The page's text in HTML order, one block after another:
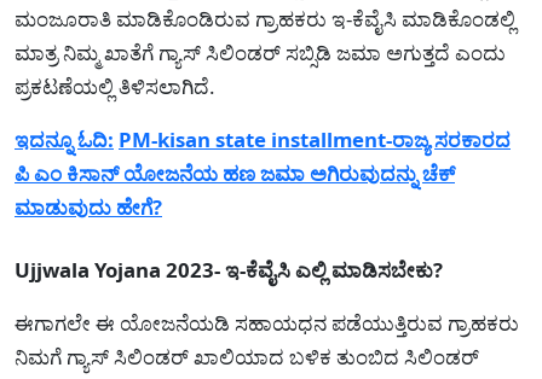
ಮಂಜೂರಾತಿ ಮಾಡಿಕೊಂಡಿರುವ ಗ್ರಾಹಕರು ಇ-ಕೆವೈಸಿ ಮಾಡಿಕೊಂಡಲ್ಲಿ
ಮಾತ್ರ ನಿಮ್ಮ ಖಾತೆಗೆ ಗ್ಯಾಸ್ ಸಿಲಿಂಡರ್ ಸಬ್ಸಿಡಿ ಜಮಾ ಅಗುತ್ತದೆ ಎಂದು
ಪ್ರಕಟಣೆಯಲ್ಲಿ ತಿಳಿಸಲಾಗಿದೆ.
ಇದನ್ನೂ ಓದಿ: PM-kisan state installment-ರಾಜ್ಯ ಸರಕಾರದ
ಪಿ ಎಂ ಕಿಸಾನ್ ಯೋಜನೆಯ ಹಣ ಜಮಾ ಅಗಿರುವುದನ್ನು ಚೆಕ್
ಮಾಡುವುದು ಹೇಗೆ?
Ujjwala Yojana 2023- ಇ-ಕೆವೈಸಿ ಎಲ್ಲಿ ಮಾಡಿಸಬೇಕು?
ಈಗಾಗಲೇ ಈ ಯೋಜನೆಯಡಿ ಸಹಾಯಧನ ಪಡೆಯುತ್ತಿರುವ ಗ್ರಾಹಕರು
ನಿಮಗೆ ಗ್ಯಾಸ್ ಸಿಲಿಂಡರ್ ಖಾಲಿಯಾದ ಬಳಿಕ ತುಂಬಿದ ಸಿಲಿಂಡರ್